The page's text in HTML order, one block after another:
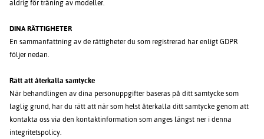
aldrig för träning av modeller.
DINA RÄTTIGHETER
En sammanfattning av de rättigheter du som registrerad har enligt GDPR
följer nedan.
Rätt att återkalla samtycke
När behandlingen av dina personuppgifter baseras på ditt samtycke som
laglig grund, har du rätt att när som helst återkalla ditt samtycke genom att
kontakta oss via den kontaktinformation som anges längst ner i denna
integritetspolicy.